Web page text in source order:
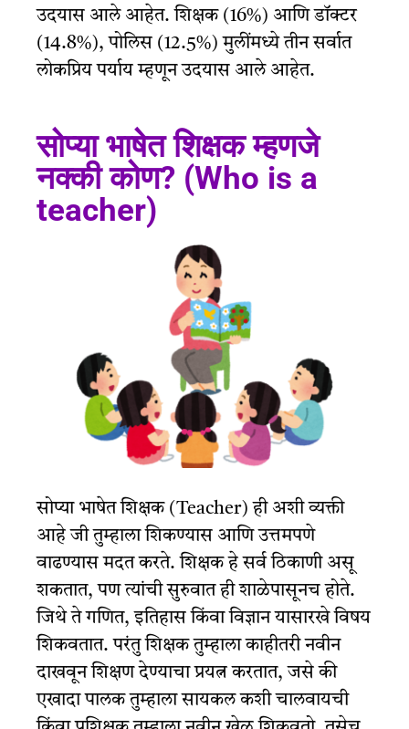
उदयास आले आहेत. शिक्षक (16%) आणि डॉक्टर
(14.8%), पोलिस (12.5%) मुलींमध्ये तीन सर्वात
लोकप्रिय पर्याय म्हणून उदयास आले आहेत.
सोप्या भाषेत शिक्षक म्हणजे
नक्की कोण? (Who is a
teacher)
सोप्या भाषेत शिक्षक (Teacher) ही अशी व्यक्ती
आहे जी तुम्हाला शिकण्यास आणि उत्तमपणे
वाढण्यास मदत करते. शिक्षक हे सर्व ठिकाणी असू
शकतात, पण त्यांची सुरुवात ही शाळेपासूनच होते.
जिथे ते गणित, इतिहास किंवा विज्ञान यासारखे विषय
शिकवतात. परंतु शिक्षक तुम्हाला काहीतरी नवीन
दाखवून शिक्षण देण्याचा प्रयत्न करतात, जसे की
एखादा पालक तुम्हाला सायकल कशी चालवायची